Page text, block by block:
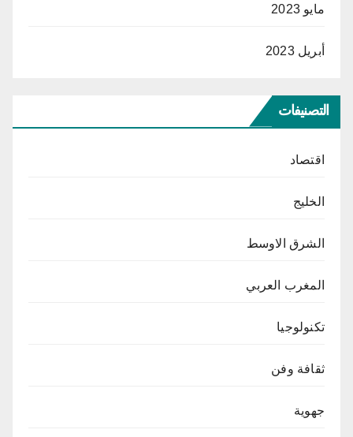
مايو 2023
أبريل 2023
التصنيفات
اقتصاد
الخليج
الشرق الاوسط
المغرب العربي
تكنولوجيا
ثقافة وفن
جهوية